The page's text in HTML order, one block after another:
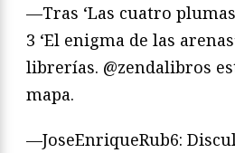
—Tras ‘Las cuatro
3 ‘El enigma de las
librerías. @zendalibros
mapa.
—JoseEnriqueRub6: